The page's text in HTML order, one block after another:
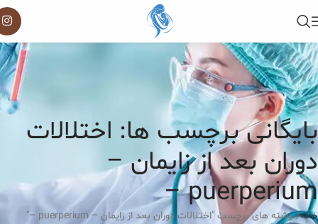
بایگانی برچسب ها: اﺧﺘﻼﻻت
دوران ﺑﻌﺪ از زاﯾﻤﺎن –
puerperium –
خانه نوشته های برچسب "اﺧﺘﻼﻻت دوران ﺑﻌﺪ از زاﯾﻤﺎن – puerperium –"